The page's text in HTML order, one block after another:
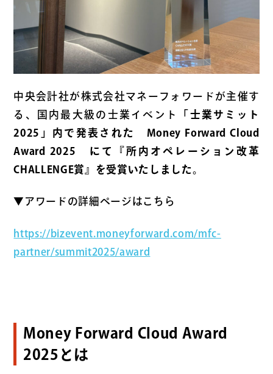
中央会計社が株式会社マネーフォワードが主催す
る、国内最大級の士業イベント
「士業サミット
2025」内で発表された Money Forward Cloud
Award 2025 にて『所内オペレーション改革
CHALLENGE賞』を受賞いたしました。
▼アワードの詳細ページはこちら
https://bizevent.moneyforward.com/mfc-
partner/summit2025/award
Money Forward Cloud Award
2025とは